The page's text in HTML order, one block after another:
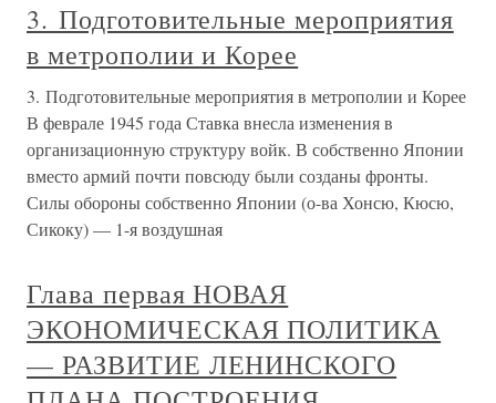
3. Подготовительные мероприятия
в метрополии и Корее
3. Подготовительные мероприятия в метрополии и Корее
В феврале 1945 года Ставка внесла изменения в
организационную структуру войк. В собственно Японии
вместо армий почти повсюду были созданы фронты.
Силы обороны собственно Японии (о-ва Хонсю, Кюсю,
Сикоку) — 1-я воздушная
Глава первая НОВАЯ
ЭКОНОМИЧЕСКАЯ ПОЛИТИКА
— РАЗВИТИЕ ЛЕНИНСКОГО